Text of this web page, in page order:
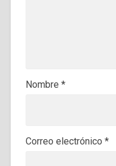
Nombre *
Correo electrónico *